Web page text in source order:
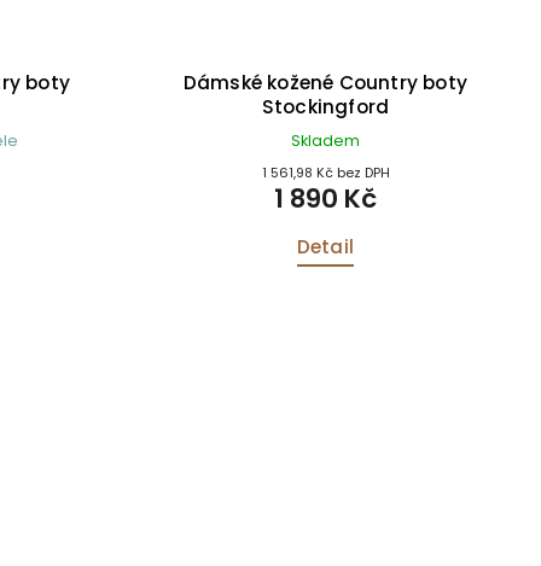
Dámské kožené Country boty
Ambleside
Skladem u dodavatele
1 561,98 Kč bez DPH
1 890 Kč
Detail